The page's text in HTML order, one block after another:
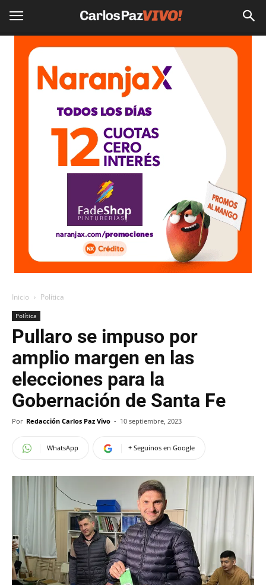
Inicio Política
Política
Pullaro se impuso por
amplio margen en las
elecciones para la
Gobernación de Santa Fe
Por Redacción Carlos Paz Vivo - 10 septiembre, 2023
WhatsApp + Seguinos en Google